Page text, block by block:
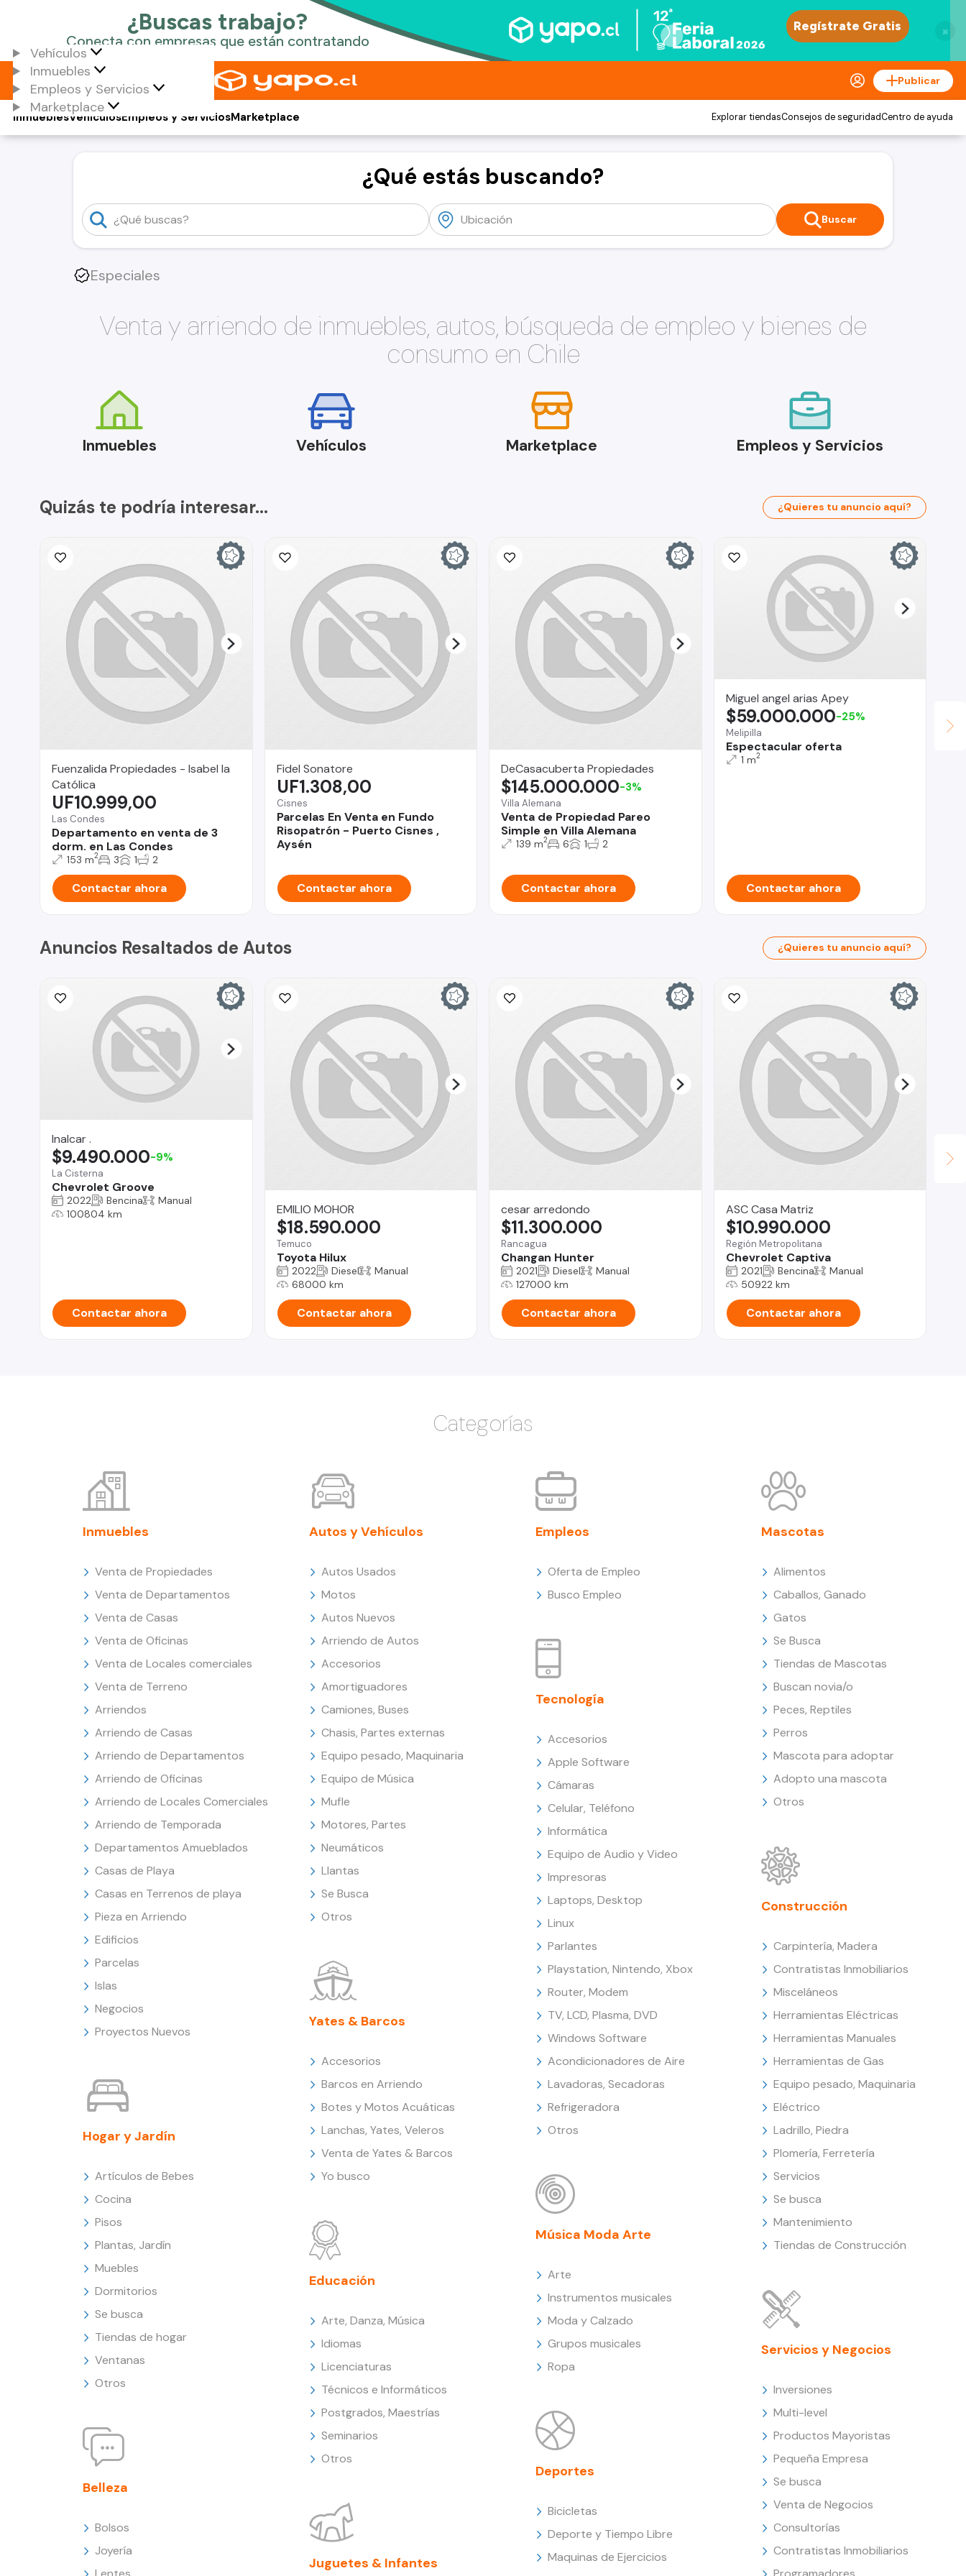
×
Vehículos
Inmuebles
Empleos y Servicios
Marketplace
Publicar
Vehículos
Inmuebles Empleos y ServiciosMarketplace Explorar tiendasConsejos de seguridadCentro de ayuda
¿Qué estás buscando?
Buscar
Especiales
Venta y arriendo de inmuebles, autos, búsqueda de empleo y bienes de
consumo en Chile
Inmuebles Vehículos Marketplace Empleos y Servicios
Quizás te podría interesar... ¿Quieres tu anuncio aquí?
Fuenzalida Propiedades - Isabel la
Católica
Las Condes
Departamento en venta de 3
dorm. en Las Condes
UF10.999,00
153 m2 3 1 2
Contactar ahora
Fidel Sonatore
Cisnes
Parcelas En Venta en Fundo
Risopatrón - Puerto Cisnes ,
Aysén
UF1.308,00
Contactar ahora
DeCasacuberta Propiedades
Villa Alemana
Venta de Propiedad Pareo
Simple en Villa Alemana
$145.000.000-3%
139 m2 6 1 2
Contactar ahora
Miguel angel arias Apey
Melipilla
Espectacular oferta
$59.000.000-25%
1 m2
Contactar ahora
Anuncios Resaltados de Autos ¿Quieres tu anuncio aquí?
Inalcar .
La Cisterna
Chevrolet Groove
$9.490.000-9%
2022 Bencina
Manual
100804 km
Contactar ahora
EMILIO MOHOR
Temuco
Toyota Hilux
$18.590.000
2022 Diesel
Manual
68000 km
Contactar ahora
cesar arredondo
Rancagua
Changan Hunter
$11.300.000
2021 Diesel
Manual
127000 km
Contactar ahora
ASC Casa Matriz
Región Metropolitana
Chevrolet Captiva
$10.990.000
2021 Bencina
Manual
50922 km
Contactar ahora
Categorías
Inmuebles
Venta de Propiedades
Venta de Departamentos
Venta de Casas
Venta de Oficinas
Venta de Locales comerciales
Venta de Terreno
Arriendos
Arriendo de Casas
Arriendo de Departamentos
Arriendo de Oficinas
Arriendo de Locales Comerciales
Arriendo de Temporada
Departamentos Amueblados
Casas de Playa
Casas en Terrenos de playa
Pieza en Arriendo
Edificios
Parcelas
Islas
Negocios
Proyectos Nuevos
Hogar y Jardín
Artículos de Bebes
Cocina
Pisos
Plantas, Jardín
Muebles
Dormitorios
Se busca
Tiendas de hogar
Ventanas
Otros
Belleza
Bolsos
Joyería
Autos y Vehículos
Autos Usados
Motos
Autos Nuevos
Arriendo de Autos
Accesorios
Amortiguadores
Camiones, Buses
Chasis, Partes externas
Equipo pesado, Maquinaria
Equipo de Música
Mufle
Motores, Partes
Neumáticos
Llantas
Se Busca
Otros
Yates & Barcos
Accesorios
Barcos en Arriendo
Botes y Motos Acuáticas
Lanchas, Yates, Veleros
Venta de Yates & Barcos
Yo busco
Educación
Arte, Danza, Música
Idiomas
Licenciaturas
Técnicos e Informáticos
Postgrados, Maestrías
Seminarios
Otros
Juguetes & Infantes
Empleos
Oferta de Empleo
Busco Empleo
Tecnología
Accesorios
Apple Software
Cámaras
Celular, Teléfono
Informática
Equipo de Audio y Video
Impresoras
Laptops, Desktop
Linux
Parlantes
Playstation, Nintendo, Xbox
Router, Modem
TV, LCD, Plasma, DVD
Windows Software
Acondicionadores de Aire
Lavadoras, Secadoras
Refrigeradora
Otros
Música Moda Arte
Arte
Instrumentos musicales
Moda y Calzado
Grupos musicales
Ropa
Deportes
Bicicletas
Deporte y Tiempo Libre
Maquinas de Ejercicios
Mascotas
Alimentos
Caballos, Ganado
Gatos
Se Busca
Tiendas de Mascotas
Buscan novia/o
Peces, Reptiles
Perros
Mascota para adoptar
Adopto una mascota
Otros
Construcción
Carpintería, Madera
Contratistas Inmobiliarios
Misceláneos
Herramientas Eléctricas
Herramientas Manuales
Herramientas de Gas
Equipo pesado, Maquinaria
Eléctrico
Ladrillo, Piedra
Plomería, Ferretería
Servicios
Se busca
Mantenimiento
Tiendas de Construcción
Servicios y Negocios
Inversiones
Multi-level
Productos Mayoristas
Pequeña Empresa
Se busca
Venta de Negocios
Consultorías
Contratistas Inmobiliarios